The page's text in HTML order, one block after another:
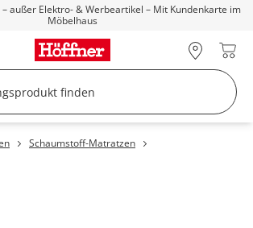
– außer Elektro- & Werbeartikel – Mit Kundenkarte im
Möbelhaus
Schaumstoff-Matratzen